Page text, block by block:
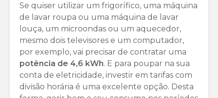
Se quiser utilizar um frigorífico, uma máquina
de lavar roupa ou uma máquina de lavar
louça, um microondas ou um aquecedor,
mesmo dois televisores e um computador,
por exemplo, vai precisar de contratar uma
potência de 4,6 kWh. E para poupar na sua
conta de eletricidade, investir em tarifas com
divisão horária é uma excelente opção. Desta